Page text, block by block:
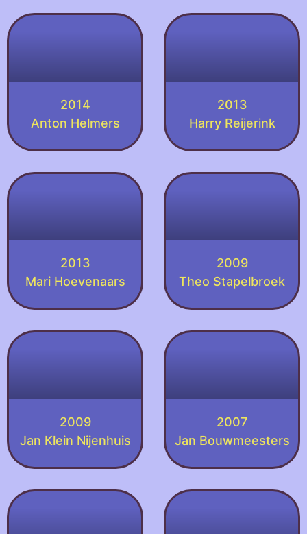
2014
Anton Helmers
2013
Harry Reijerink
2013
Mari Hoevenaars
2009
Theo Stapelbroek
2009
Jan Klein Nijenhuis
2007
Jan Bouwmeesters